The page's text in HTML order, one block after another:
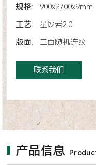
规格:
900x2700x9mm
工艺:
星纱岩2.0
版面:
三面随机连纹
联系我们
产品信息